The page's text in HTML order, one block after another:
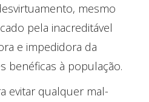
mesmo
pela inacreditável
e impedidora da
benéficas à população.
evitar qualquer mal-